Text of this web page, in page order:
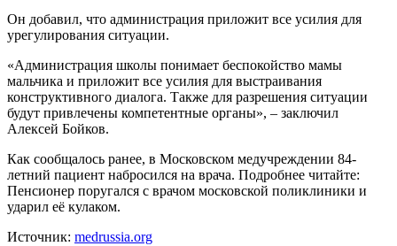
Он добавил, что администрация приложит все усилия для
урегулирования ситуации.
«Администрация школы понимает беспокойство мамы
мальчика и приложит все усилия для выстраивания
конструктивного диалога. Также для разрешения ситуации
будут привлечены компетентные органы», – заключил
Алексей Бойков.
Как сообщалось ранее, в Московском медучреждении 84-
летний пациент набросился на врача. Подробнее читайте:
Пенсионер поругался с врачом московской поликлиники и
ударил её кулаком.
Источник: medrussia.org